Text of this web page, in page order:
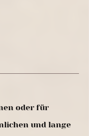
oder für
und lange